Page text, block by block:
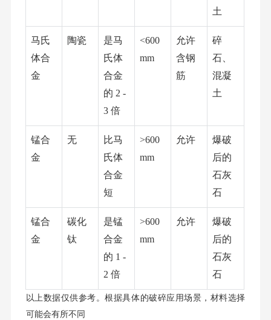
土
马氏
体合
金
陶瓷
是马
氏体
合金
的 2 -
3 倍
<600
mm
允许
含钢
筋
碎
石、
混凝
土
锰合
金
无
比马
氏体
合金
短
>600
mm
允许
爆破
后的
石灰
石
锰合
金
碳化
钛
是锰
合金
的 1 -
2 倍
>600
mm
允许
爆破
后的
石灰
石
以上数据仅供参考。根据具体的破碎应用场景，材料选择
可能会有所不同